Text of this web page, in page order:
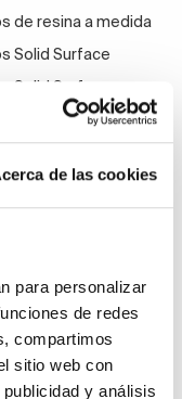
de las cookies
para personalizar
de redes
compartimos
sitio web con
y análisis
de resina a medida
Solid Surface
Solid Surface a
de madera
modernos de piedra
de piedra rectangular